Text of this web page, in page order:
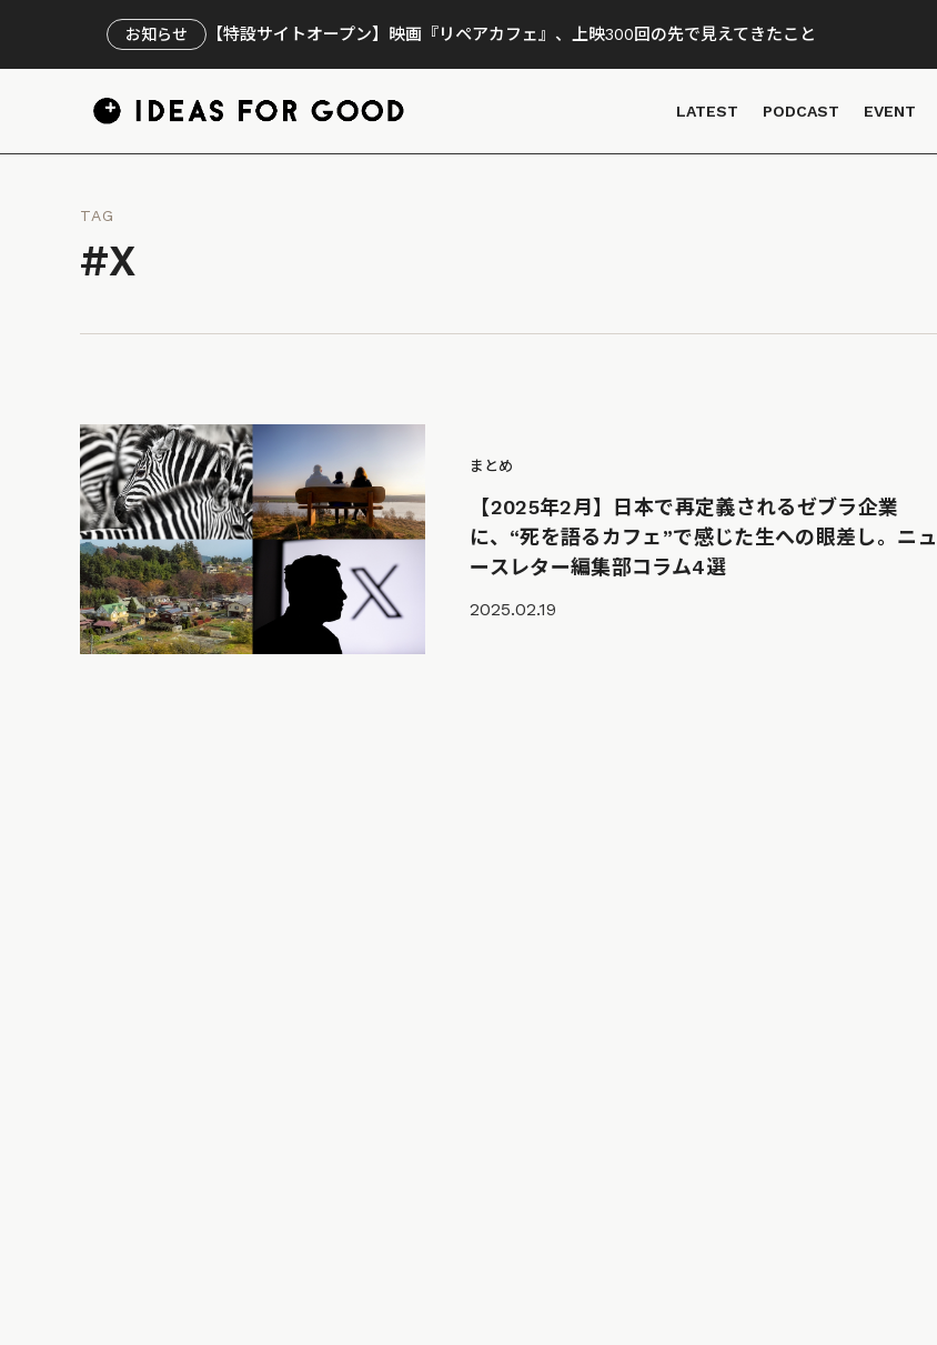
お知らせ 【特設サイトオープン】映画『リペアカフェ』、上映300回の先で見えてきたこと
LATEST PODCAST EVENT
TAG
#X
まとめ
【2025年2月】日本で再定義されるゼブラ企業
に、“死を語るカフェ”で感じた生への眼差し。ニュ
ースレター編集部コラム4選
2025.02.19